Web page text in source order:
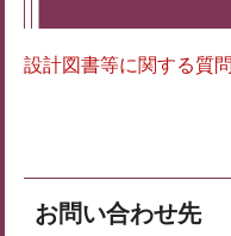
設計図書等に関する質
お問い合わせ先